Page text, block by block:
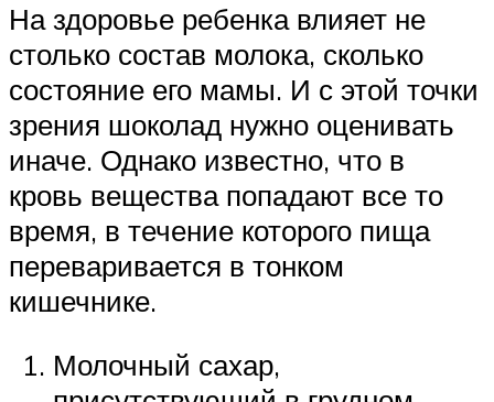
На здоровье ребенка влияет не
столько состав молока, сколько
состояние его мамы. И с этой точки
зрения шоколад нужно оценивать
иначе. Однако известно, что в
кровь вещества попадают все то
время, в течение которого пища
переваривается в тонком
кишечнике.
Молочный сахар,